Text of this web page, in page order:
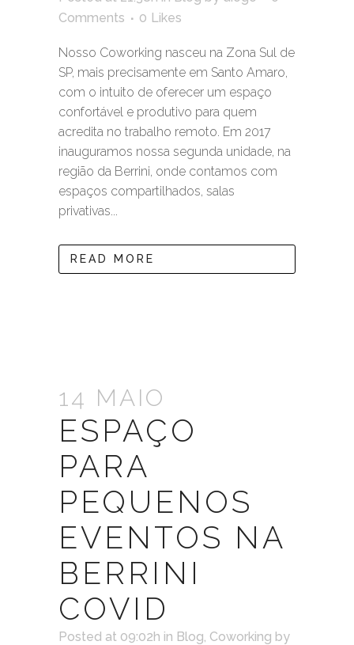
Comments
0 Likes
Nosso Coworking nasceu na Zona Sul de
SP, mais precisamente em Santo Amaro,
com o intuito de oferecer um espaço
confortável e produtivo para quem
acredita no trabalho remoto. Em 2017
inauguramos nossa segunda unidade, na
região da Berrini, onde contamos com
espaços compartilhados, salas
privativas...
READ MORE
14 MAIO
ESPAÇO
PARA
PEQUENOS
EVENTOS NA
BERRINI
COVID
Posted at 09:02h in Blog, Coworking by